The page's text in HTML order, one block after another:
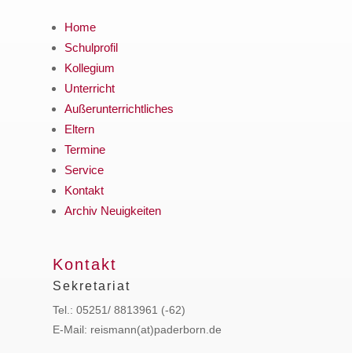
Home
Schulprofil
Kollegium
Unterricht
Außerunterrichtliches
Eltern
Termine
Service
Kontakt
Archiv Neuigkeiten
Kontakt
Sekretariat
Tel.: 05251/ 8813961 (-62)
E-Mail: reismann(at)paderborn.de